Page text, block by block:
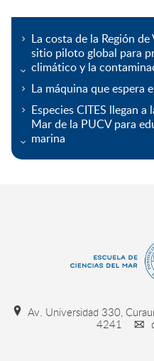
La costa de la Región
sitio piloto global para
climático y la
La máquina que espera
Especies CITES llegan a
Mar de la PUCV para
marina
Av. Universidad 330,
4241